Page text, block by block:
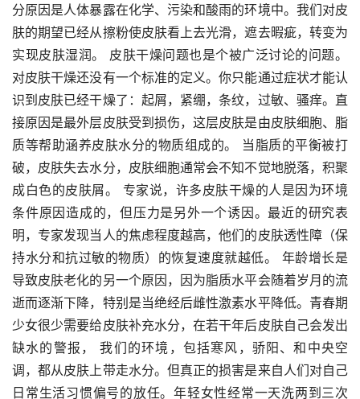
分原因是人体暴露在化学、污染和酸雨的环境中。我们对皮
肤的期望已经从擦粉使皮肤看上去光滑，遮去暇疵，转变为
实现皮肤湿润。 皮肤干燥问题也是个被广泛讨论的问题。
对皮肤干燥还没有一个标准的定义。你只能通过症状才能认
识到皮肤已经干燥了：起屑，紧绷，条纹，过敏、骚痒。直
接原因是最外层皮肤受到损伤，这层皮肤是由皮肤细胞、脂
质等帮助涵养皮肤水分的物质组成的。 当脂质的平衡被打
破，皮肤失去水分，皮肤细胞通常会不知不觉地脱落，积聚
成白色的皮肤屑。 专家说，许多皮肤干燥的人是因为环境
条件原因造成的，但压力是另外一个诱因。最近的研究表
明，专家发现当人的焦虑程度越高，他们的皮肤透性障（保
持水分和抗过敏的物质）的恢复速度就越低。 年龄增长是
导致皮肤老化的另一个原因，因为脂质水平会随着岁月的流
逝而逐渐下降，特别是当绝经后雌性激素水平降低。青春期
少女很少需要给皮肤补充水分，在若干年后皮肤自己会发出
缺水的警报， 我们的环境，包括寒风，骄阳、和中央空
调，都从皮肤上带走水分。但真正的损害是来自人们对自己
日常生活习惯偏号的放任。年轻女性经常一天洗两到三次